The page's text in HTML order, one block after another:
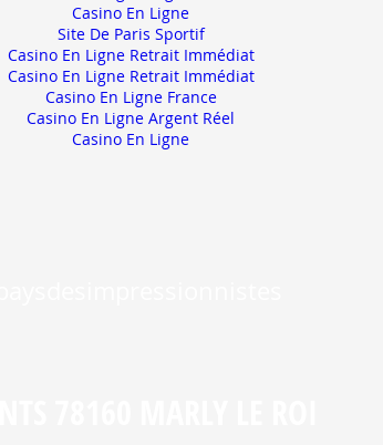
Casino En Ligne
Site De Paris Sportif
Casino En Ligne Retrait Immédiat
Casino En Ligne Retrait Immédiat
Casino En Ligne France
Casino En Ligne Argent Réel
Casino En Ligne